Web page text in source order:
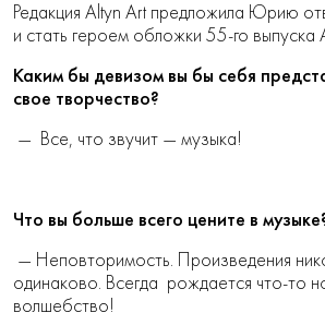
Редакция Altyn Art предложила Юрию
и стать героем обложки 55-го выпуска
Каким бы девизом вы бы себя
свое творчество?
— Все, что звучит — музыка!
Что вы больше всего цените в
— Неповторимость. Произведения
одинаково. Всегда рождается что-то
волшебство!